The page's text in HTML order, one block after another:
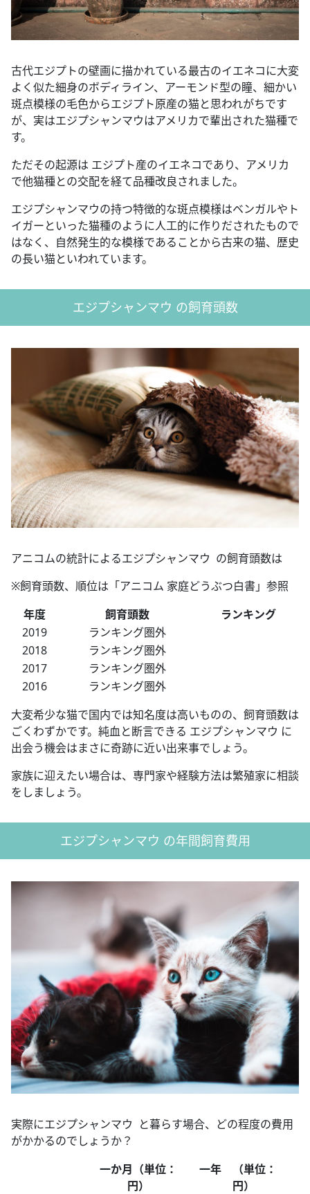
古代エジプトの壁画に描かれている最古のイエネコに大変
よく似た細身のボディライン、アーモンド型の瞳、細かい
斑点模様の毛色からエジプト原産の猫と思われがちです
が、実はエジプシャンマウはアメリカで輩出された猫種で
す。
ただその起源は エジプト産のイエネコであり、アメリカ
で他猫種との交配を経て品種改良されました。
エジプシャンマウの持つ特徴的な斑点模様はベンガルやト
イガーといった猫種のように人工的に作りだされたもので
はなく、自然発生的な模様であることから古来の猫、歴史
の長い猫といわれています。
エジプシャンマウ の飼育頭数
アニコムの統計によるエジプシャンマウ の飼育頭数は
※飼育頭数、順位は「アニコム 家庭どうぶつ白書」参照
年度
飼育頭数
ランキング
2019
ランキング圏外
2018
ランキング圏外
2017
ランキング圏外
2016
ランキング圏外
大変希少な猫で国内では知名度は高いものの、飼育頭数は
ごくわずかです。純血と断言できる エジプシャンマウ に
出会う機会はまさに奇跡に近い出来事でしょう。
家族に迎えたい場合は、専門家や経験方法は繁殖家に相談
をしましょう。
エジプシャンマウ の年間飼育費用
実際にエジプシャンマウ と暮らす場合、どの程度の費用
がかかるのでしょうか？
一か月（単位：
円）
一年 （単位：
円）